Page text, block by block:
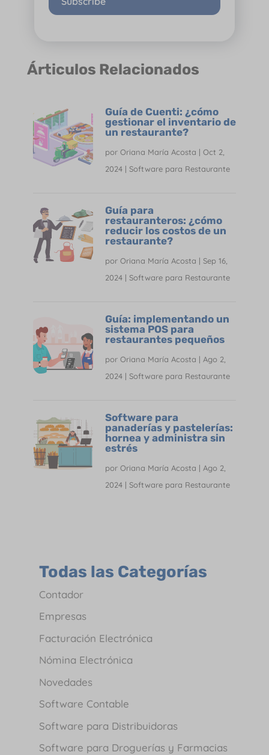
Árticulos Relacionados
Guía de Cuenti: ¿cómo
gestionar el inventario de
un restaurante?
por Oriana María Acosta | Oct 2,
2024| Software para Restaurante
Guía para
restauranteros: ¿cómo
reducir los costos de un
restaurante?
por Oriana María Acosta | Sep 16,
2024| Software para Restaurante
Guía: implementando un
sistema POS para
restaurantes pequeños
por Oriana María Acosta | Ago 2,
2024| Software para Restaurante
Software para
panaderías y pastelerías:
hornea y administra sin
estrés
por Oriana María Acosta | Ago 2,
2024| Software para Restaurante
Todas las Categorías
Contador
Empresas
Facturación Electrónica
Nómina Electrónica
Novedades
Software Contable
Software para Distribuidoras
Software para Droguerías y Farmacias